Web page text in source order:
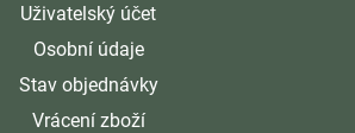
Uživatelský účet
Osobní údaje
Stav objednávky
Vrácení zboží